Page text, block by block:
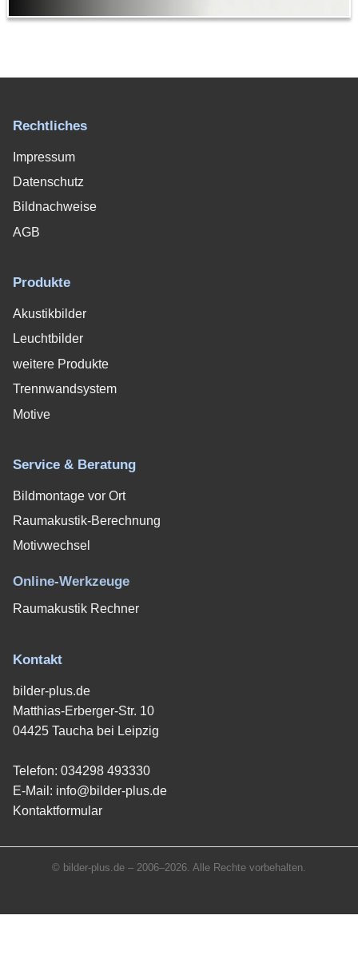
Rechtliches
Impressum
Datenschutz
Bildnachweise
AGB
Produkte
Akustikbilder
Leuchtbilder
weitere Produkte
Trennwandsystem
Motive
Service & Beratung
Bildmontage vor Ort
Raumakustik-Berechnung
Motivwechsel
Online-Werkzeuge
Raumakustik Rechner
Kontakt
bilder-plus.de
Matthias-Erberger-Str. 10
04425 Taucha bei Leipzig
Telefon: 034298 493330
E-Mail: info@bilder-plus.de
Kontaktformular
© bilder-plus.de – 2006–2026. Alle Rechte vorbehalten.